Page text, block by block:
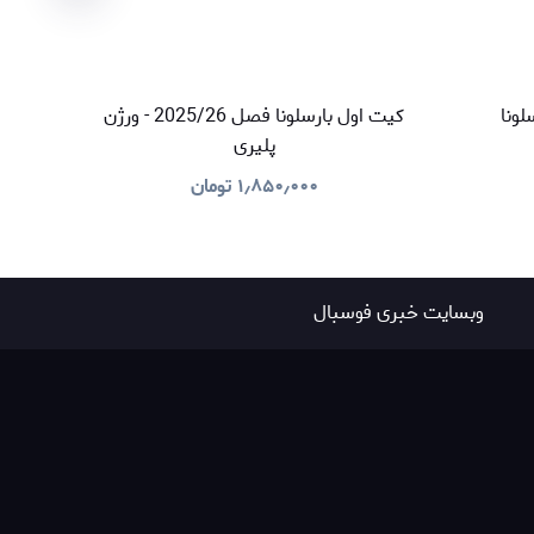
کیت اول بارسلونا فصل 2025/26 - ورژن
پلیری
۱٫۸۵۰٫۰۰۰ تومان
وبسایت خبری فوسبال